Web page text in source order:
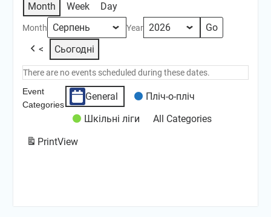
Month Week Day
Month Year
< Сьогодні
There are no events scheduled during these dates.
Event
Categories
General
Пліч-о-пліч
Шкільні ліги
All Categories
PrintView